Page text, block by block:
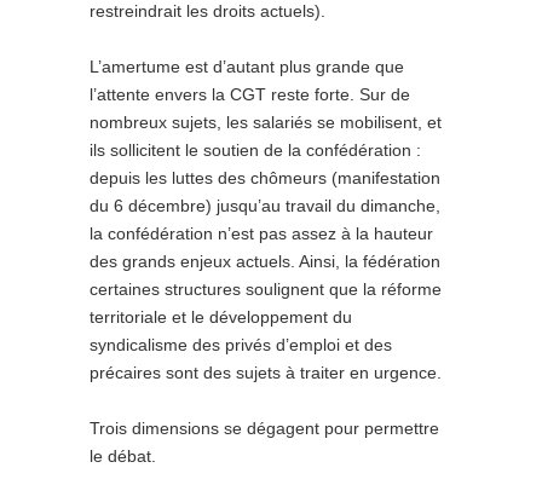
restreindrait les droits actuels).
L’amertume est d’autant plus grande que
l’attente envers la CGT reste forte. Sur de
nombreux sujets, les salariés se mobilisent, et
ils sollicitent le soutien de la confédération :
depuis les luttes des chômeurs (manifestation
du 6 décembre) jusqu’au travail du dimanche,
la confédération n’est pas assez à la hauteur
des grands enjeux actuels. Ainsi, la fédération
certaines structures soulignent que la réforme
territoriale et le développement du
syndicalisme des privés d’emploi et des
précaires sont des sujets à traiter en urgence.
Trois dimensions se dégagent pour permettre
le débat.